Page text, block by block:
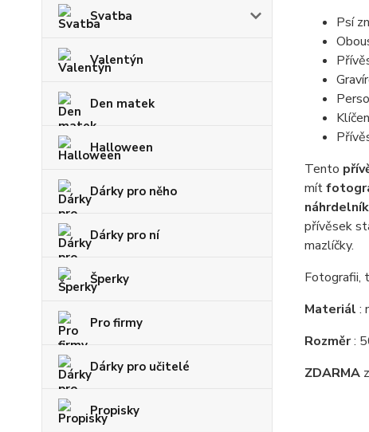
Svatba
Valentýn
Den matek
Halloween
Dárky pro něho
Dárky pro ní
Šperky
Pro firmy
Dárky pro učitelé
Propisky
Psí
Tento
mít
náhrdelník
přívěsek
mazlíčky.
Fotografii,
Materiál :
Rozměr:
ZDARMA